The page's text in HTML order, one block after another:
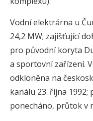
Vodní elektrárna u
24,2 MW; zajišťující
pro původní koryta
a sportovní zařízení.
odkloněna na
kanálu 23. října
ponecháno, průtok v